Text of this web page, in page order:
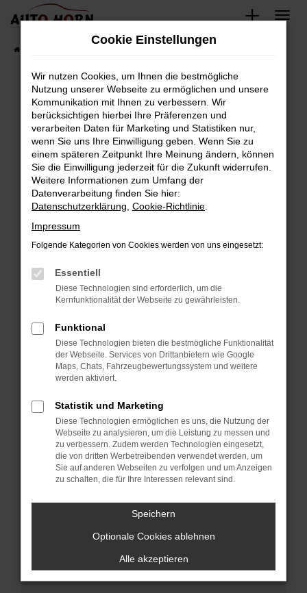
Zum
springen
Fahrzeugbestand
Fehler: Network Error
Beim Laden ist ein Fehler aufgetreten.
Hier sind ein paar Tipps, die dir helfen können:
Überprüfe deine Firewall und deine
Internetverbindung.
Laden andere Webseiten, zum Beispiel deine
Suchmaschine?
Prüfe deine Browsererweiterungen.
können das Laden bestimmter Seiten
verhindern. Funktioniert die Seite in einem
anderen Browser oder in einem privaten
Starte dein Gerät neu.
Das kann manchmal helfen, vorübergehende
Probleme zu beheben.
Betriebssystem auf dem neuesten Stand
sind.
Veraltete Software birgt nicht nur ein
Sicherheitsrisiko, sondern kann auch dazu
führen, dass bestimmte Funktionen nicht mehr
unterstützt werden.
Wende dich an den Webseitenbetreiber.
Wenn du alle oben genannten Schritte versucht
hast, kontaktiere uns bitte. Wir werden
versuchen, das Problem zu beheben. Du kannst
uns diesen Text schicken, um uns bei der
Cookie Einstellungen
Wir nutzen Cookies, um Ihnen die bestmögliche
Nutzung unserer Webseite zu ermöglichen und unsere
Kommunikation mit Ihnen zu verbessern. Wir
berücksichtigen hierbei Ihre Präferenzen und
verarbeiten Daten für Marketing und Statistiken nur,
wenn Sie uns Ihre Einwilligung geben. Wenn Sie zu
einem späteren Zeitpunkt Ihre Meinung ändern, können
Sie die Einwilligung jederzeit für die Zukunft widerrufen.
Weitere Informationen zum Umfang der
Datenverarbeitung finden Sie hier:
Datenschutzerklärung Cookie-Richtlinie
Impressum
Folgende Kategorien von Cookies werden von uns eingesetzt:
Essentiell
Diese Technologien sind erforderlich, um die
Kernfunktionalität der Webseite zu gewährleisten.
Funktional
Diese Technologien bieten die bestmögliche Funktionalität
der Webseite. Services von Drittanbietern wie Google
Maps, Chats, Fahrzeugbewertungssystem und weitere
werden aktiviert.
Statistik und Marketing
Diese Technologien ermöglichen es uns, die Nutzung der
Webseite zu analysieren, um die Leistung zu messen und
zu verbessern. Zudem werden Technologien eingesetzt,
die von dritten Werbetreibenden verwendet werden, um
Sie auf anderen Webseiten zu verfolgen und um Anzeigen
zu schalten, die für Ihre Interessen relevant sind.
Speichern
Optionale Cookies ablehnen
Alle akzeptieren